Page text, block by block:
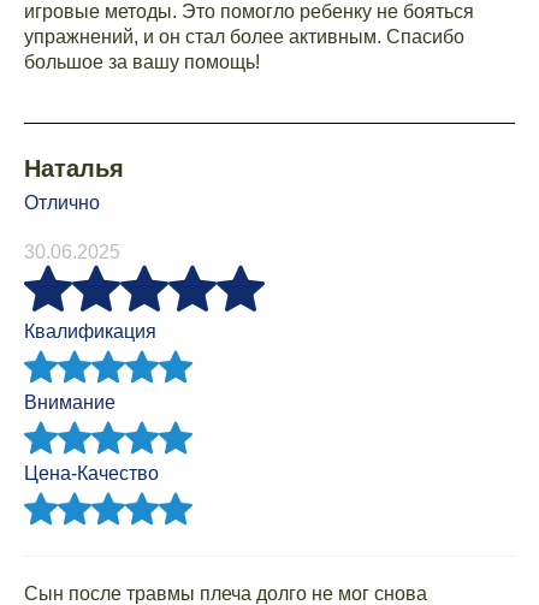
игровые методы. Это помогло ребенку не бояться
упражнений, и он стал более активным. Спасибо
большое за вашу помощь!
Наталья
Отлично
30.06.2025
Квалификация
Внимание
Цена-Качество
Сын после травмы плеча долго не мог снова